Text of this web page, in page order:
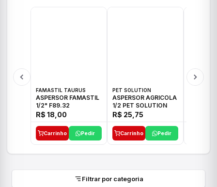
FAMASTIL TAURUS
ASPERSOR FAMASTIL
1/2" F89.32
R$ 18,00
Carrinho Pedir
PET SOLUTION
ASPERSOR AGRICOLA
1/2 PET SOLUTION
R$ 25,75
Carrinho Pedir
Filtrar por categoria